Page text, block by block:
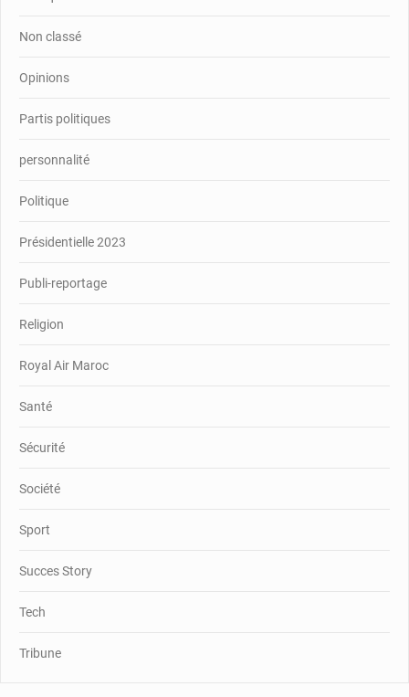
Non classé
Opinions
Partis politiques
personnalité
Politique
Présidentielle 2023
Publi-reportage
Religion
Royal Air Maroc
Santé
Sécurité
Société
Sport
Succes Story
Tech
Tribune